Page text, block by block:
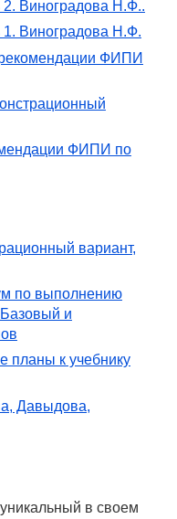
Виноградова Н.Ф..
Виноградова Н.Ф.
ФИПИ
ФИПИ по
вариант,
по выполнению
и
планы к учебнику
Давыдова,
в своем